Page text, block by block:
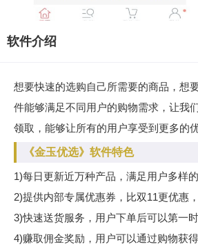
软件介绍
想要快速的选购自己所需要的商品，想
件能够满足不同用户的购物需求，让我
领取，能够让所有的用户享受到更多的
《金玉优选》软件特色
1)每日更新近万种产品，满足用户多样的
2)提供内部专属优惠券，比双11更优惠
3)快速送货服务，用户下单后可以第一
4)赚取佣金奖励，用户可以通过购物获